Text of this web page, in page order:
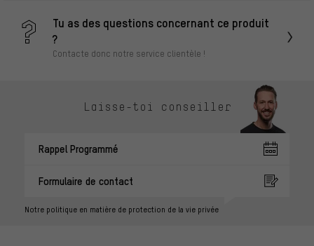
Tu as des questions concernant ce produit
?
Contacte donc notre service clientèle !
Laisse-toi conseiller
Rappel Programmé
Formulaire de contact
Notre politique en matière de protection de la vie privée